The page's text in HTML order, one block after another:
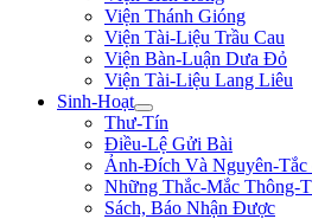
Viện Thánh Gióng
Viện Tài-Liệu Trầu Cau
Viện Bàn-Luận Dưa Đỏ
Viện Tài-Liệu Lang Liêu
Sinh-Hoạt
Thư-Tín
Điều-Lệ Gửi Bài
Ảnh-Đích Và Nguyên-Tắc
Những Thắc-Mắc Thông-
Sách, Báo Nhận Được